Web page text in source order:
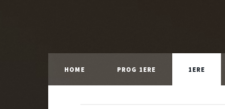
HOME PROG 1ERE 1ERE